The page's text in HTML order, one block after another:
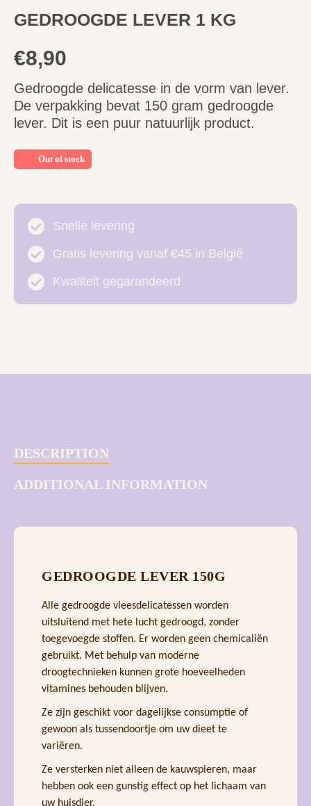
GEDROOGDE LEVER 1 KG
€8,90
Gedroogde delicatesse in de vorm van lever.
De verpakking bevat 150 gram gedroogde
lever. Dit is een puur natuurlijk product.
Out of stock
Snelle levering
Gratis levering vanaf €45 in België
Kwaliteit gegarandeerd
DESCRIPTION
ADDITIONAL INFORMATION
GEDROOGDE LEVER 150G
Alle gedroogde vleesdelicatessen worden
uitsluitend met hete lucht gedroogd, zonder
toegevoegde stoffen. Er worden geen chemicaliën
gebruikt. Met behulp van moderne
droogtechnieken kunnen grote hoeveelheden
vitamines behouden blijven.
Ze zijn geschikt voor dagelijkse consumptie of
gewoon als tussendoortje om uw dieet te
variëren.
Ze versterken niet alleen de kauwspieren, maar
hebben ook een gunstig effect op het lichaam van
uw huisdier.